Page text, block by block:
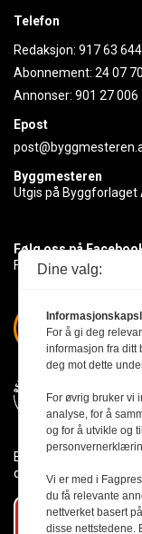
Telefon
Redaksjon: 917 63 644
Abonnement: 24 07
Annonser: 901 27 006
Epost
Byggmesteren
Utgis på Byggforlaget
Følg oss på
Få med deg det siste
Byggmesteren følger
den er nedfelt i
Abonner på
Dine valg:
For å gi deg
informasjon fra ditt
deg mot dette
For øvrig bruker vi
analyse, for å
og for å utvikle og
Vi er med i
du få relevante
nettverket basert
disse nettstedene.